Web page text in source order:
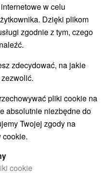
datę
NAJDROŻSZE NA
w celu
Dzięki plikom
zgodnie z tym, czego
zdecydować, na jakie
pliki cookie na
absolutnie niezbędne do
Twojej zgody na
cookie.
cookie